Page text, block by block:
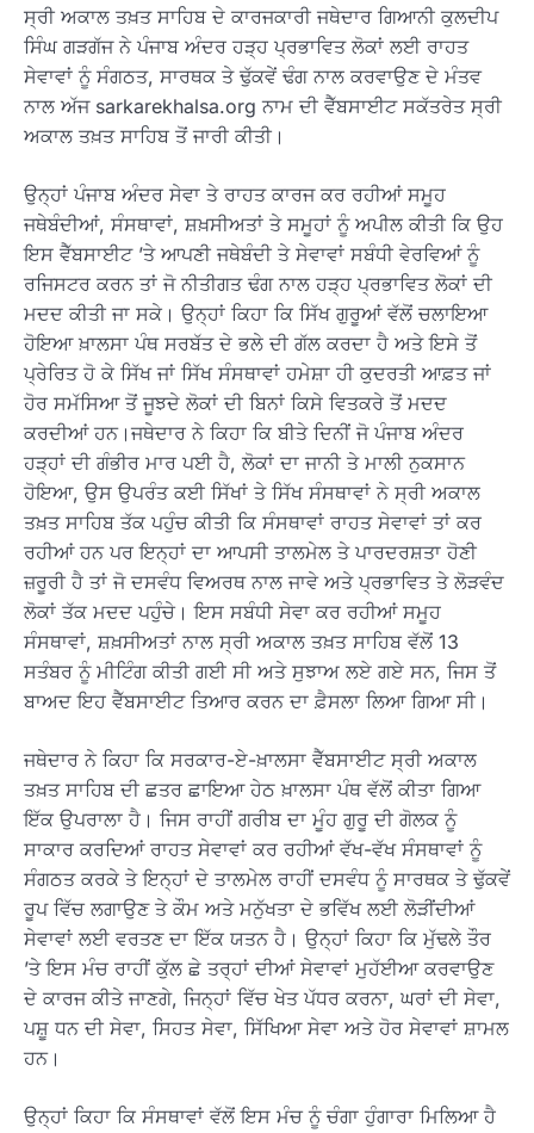
ਸ੍ਰੀ ਅਕਾਲ ਤਖ਼ਤ ਸਾਹਿਬ ਦੇ ਕਾਰਜਕਾਰੀ ਜਥੇਦਾਰ ਗਿਆਨੀ ਕੁਲਦੀਪ
ਸਿੰਘ ਗੜਗੱਜ ਨੇ ਪੰਜਾਬ ਅੰਦਰ ਹੜ੍ਹ ਪ੍ਰਭਾਵਿਤ ਲੋਕਾਂ ਲਈ ਰਾਹਤ
ਸੇਵਾਵਾਂ ਨੂੰ ਸੰਗਠਤ, ਸਾਰਥਕ ਤੇ ਢੁੱਕਵੇਂ ਢੰਗ ਨਾਲ ਕਰਵਾਉਣ ਦੇ ਮੰਤਵ
ਨਾਲ ਅੱਜ sarkarekhalsa.org ਨਾਮ ਦੀ ਵੈੱਬਸਾਈਟ ਸਕੱਤਰੇਤ ਸ੍ਰੀ
ਅਕਾਲ ਤਖ਼ਤ ਸਾਹਿਬ ਤੋਂ ਜਾਰੀ ਕੀਤੀ।
ਉਨ੍ਹਾਂ ਪੰਜਾਬ ਅੰਦਰ ਸੇਵਾ ਤੇ ਰਾਹਤ ਕਾਰਜ ਕਰ ਰਹੀਆਂ ਸਮੂਹ
ਜਥੇਬੰਦੀਆਂ, ਸੰਸਥਾਵਾਂ, ਸ਼ਖ਼ਸੀਅਤਾਂ ਤੇ ਸਮੂਹਾਂ ਨੂੰ ਅਪੀਲ ਕੀਤੀ ਕਿ ਉਹ
ਇਸ ਵੈੱਬਸਾਈਟ ’ਤੇ ਆਪਣੀ ਜਥੇਬੰਦੀ ਤੇ ਸੇਵਾਵਾਂ ਸਬੰਧੀ ਵੇਰਵਿਆਂ ਨੂੰ
ਰਜਿਸਟਰ ਕਰਨ ਤਾਂ ਜੋ ਨੀਤੀਗਤ ਢੰਗ ਨਾਲ ਹੜ੍ਹ ਪ੍ਰਭਾਵਿਤ ਲੋਕਾਂ ਦੀ
ਮਦਦ ਕੀਤੀ ਜਾ ਸਕੇ। ਉਨ੍ਹਾਂ ਕਿਹਾ ਕਿ ਸਿੱਖ ਗੁਰੂਆਂ ਵੱਲੋਂ ਚਲਾਇਆ
ਹੋਇਆ ਖ਼ਾਲਸਾ ਪੰਥ ਸਰਬੱਤ ਦੇ ਭਲੇ ਦੀ ਗੱਲ ਕਰਦਾ ਹੈ ਅਤੇ ਇਸੇ ਤੋਂ
ਪ੍ਰੇਰਿਤ ਹੋ ਕੇ ਸਿੱਖ ਜਾਂ ਸਿੱਖ ਸੰਸਥਾਵਾਂ ਹਮੇਸ਼ਾ ਹੀ ਕੁਦਰਤੀ ਆਫ਼ਤ ਜਾਂ
ਹੋਰ ਸਮੱਸਿਆ ਤੋਂ ਜੂਝਦੇ ਲੋਕਾਂ ਦੀ ਬਿਨਾਂ ਕਿਸੇ ਵਿਤਕਰੇ ਤੋਂ ਮਦਦ
ਕਰਦੀਆਂ ਹਨ।ਜਥੇਦਾਰ ਨੇ ਕਿਹਾ ਕਿ ਬੀਤੇ ਦਿਨੀਂ ਜੋ ਪੰਜਾਬ ਅੰਦਰ
ਹੜ੍ਹਾਂ ਦੀ ਗੰਭੀਰ ਮਾਰ ਪਈ ਹੈ, ਲੋਕਾਂ ਦਾ ਜਾਨੀ ਤੇ ਮਾਲੀ ਨੁਕਸਾਨ
ਹੋਇਆ, ਉਸ ਉਪਰੰਤ ਕਈ ਸਿੱਖਾਂ ਤੇ ਸਿੱਖ ਸੰਸਥਾਵਾਂ ਨੇ ਸ੍ਰੀ ਅਕਾਲ
ਤਖ਼ਤ ਸਾਹਿਬ ਤੱਕ ਪਹੁੰਚ ਕੀਤੀ ਕਿ ਸੰਸਥਾਵਾਂ ਰਾਹਤ ਸੇਵਾਵਾਂ ਤਾਂ ਕਰ
ਰਹੀਆਂ ਹਨ ਪਰ ਇਨ੍ਹਾਂ ਦਾ ਆਪਸੀ ਤਾਲਮੇਲ ਤੇ ਪਾਰਦਰਸ਼ਤਾ ਹੋਣੀ
ਜ਼ਰੂਰੀ ਹੈ ਤਾਂ ਜੋ ਦਸਵੰਧ ਵਿਅਰਥ ਨਾਲ ਜਾਵੇ ਅਤੇ ਪ੍ਰਭਾਵਿਤ ਤੇ ਲੋੜਵੰਦ
ਲੋਕਾਂ ਤੱਕ ਮਦਦ ਪਹੁੰਚੇ। ਇਸ ਸਬੰਧੀ ਸੇਵਾ ਕਰ ਰਹੀਆਂ ਸਮੂਹ
ਸੰਸਥਾਵਾਂ, ਸ਼ਖ਼ਸੀਅਤਾਂ ਨਾਲ ਸ੍ਰੀ ਅਕਾਲ ਤਖ਼ਤ ਸਾਹਿਬ ਵੱਲੋਂ 13
ਸਤੰਬਰ ਨੂੰ ਮੀਟਿੰਗ ਕੀਤੀ ਗਈ ਸੀ ਅਤੇ ਸੁਝਾਅ ਲਏ ਗਏ ਸਨ, ਜਿਸ ਤੋਂ
ਬਾਅਦ ਇਹ ਵੈੱਬਸਾਈਟ ਤਿਆਰ ਕਰਨ ਦਾ ਫ਼ੈਸਲਾ ਲਿਆ ਗਿਆ ਸੀ।
ਜਥੇਦਾਰ ਨੇ ਕਿਹਾ ਕਿ ਸਰਕਾਰ-ਏ-ਖ਼ਾਲਸਾ ਵੈੱਬਸਾਈਟ ਸ੍ਰੀ ਅਕਾਲ
ਤਖ਼ਤ ਸਾਹਿਬ ਦੀ ਛਤਰ ਛਾਇਆ ਹੇਠ ਖ਼ਾਲਸਾ ਪੰਥ ਵੱਲੋਂ ਕੀਤਾ ਗਿਆ
ਇੱਕ ਉਪਰਾਲਾ ਹੈ। ਜਿਸ ਰਾਹੀਂ ਗਰੀਬ ਦਾ ਮੂੰਹ ਗੁਰੂ ਦੀ ਗੋਲਕ ਨੂੰ
ਸਾਕਾਰ ਕਰਦਿਆਂ ਰਾਹਤ ਸੇਵਾਵਾਂ ਕਰ ਰਹੀਆਂ ਵੱਖ-ਵੱਖ ਸੰਸਥਾਵਾਂ ਨੂੰ
ਸੰਗਠਤ ਕਰਕੇ ਤੇ ਇਨ੍ਹਾਂ ਦੇ ਤਾਲਮੇਲ ਰਾਹੀਂ ਦਸਵੰਧ ਨੂੰ ਸਾਰਥਕ ਤੇ ਢੁੱਕਵੇਂ
ਰੂਪ ਵਿੱਚ ਲਗਾਉਣ ਤੇ ਕੌਮ ਅਤੇ ਮਨੁੱਖਤਾ ਦੇ ਭਵਿੱਖ ਲਈ ਲੋੜੀਂਦੀਆਂ
ਸੇਵਾਵਾਂ ਲਈ ਵਰਤਣ ਦਾ ਇੱਕ ਯਤਨ ਹੈ। ਉਨ੍ਹਾਂ ਕਿਹਾ ਕਿ ਮੁੱਢਲੇ ਤੌਰ
’ਤੇ ਇਸ ਮੰਚ ਰਾਹੀਂ ਕੁੱਲ ਛੇ ਤਰ੍ਹਾਂ ਦੀਆਂ ਸੇਵਾਵਾਂ ਮੁਹੱਈਆ ਕਰਵਾਉਣ
ਦੇ ਕਾਰਜ ਕੀਤੇ ਜਾਣਗੇ, ਜਿਨ੍ਹਾਂ ਵਿੱਚ ਖੇਤ ਪੱਧਰ ਕਰਨਾ, ਘਰਾਂ ਦੀ ਸੇਵਾ,
ਪਸ਼ੂ ਧਨ ਦੀ ਸੇਵਾ, ਸਿਹਤ ਸੇਵਾ, ਸਿੱਖਿਆ ਸੇਵਾ ਅਤੇ ਹੋਰ ਸੇਵਾਵਾਂ ਸ਼ਾਮਲ
ਹਨ।
ਉਨ੍ਹਾਂ ਕਿਹਾ ਕਿ ਸੰਸਥਾਵਾਂ ਵੱਲੋਂ ਇਸ ਮੰਚ ਨੂੰ ਚੰਗਾ ਹੁੰਗਾਰਾ ਮਿਲਿਆ ਹੈ